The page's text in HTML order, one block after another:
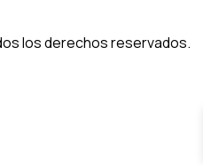
los derechos reservados.